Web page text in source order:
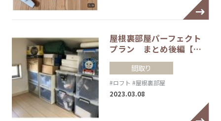
屋根裏部屋パーフェクト
プラン まとめ後編【…
間取り
#ロフト #屋根裏部屋
2023.03.08